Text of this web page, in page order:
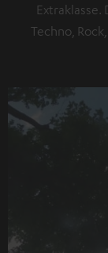
Extraklasse.
Techno,